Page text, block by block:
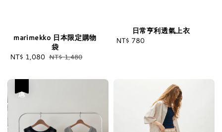
marimekko 日本限定購物
袋
Sale
NT$ 1,080 Regular
NT$ 1,480
日常亨利透氣上衣
Regular
NT$ 780